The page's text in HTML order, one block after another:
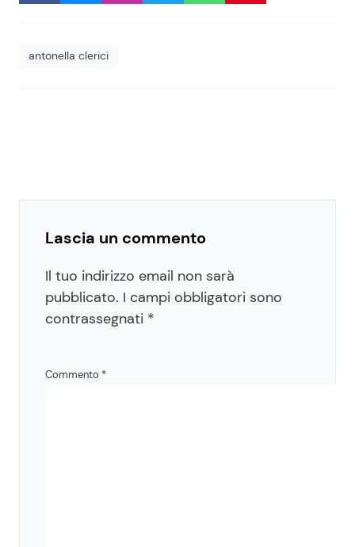
antonella clerici
Lascia un commento
Il tuo indirizzo email non sarà
pubblicato. I campi obbligatori sono
contrassegnati *
Commento *